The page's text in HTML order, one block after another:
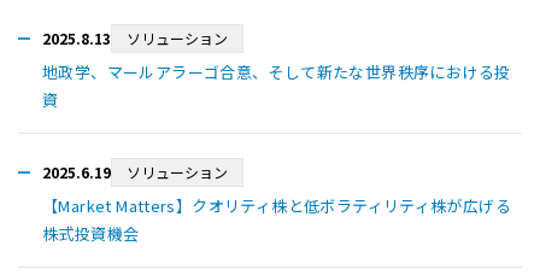
2025.8.13 ソリューション
地政学、マールアラーゴ合意、そして新たな世界秩序における投
資
2025.6.19 ソリューション
【Market Matters】クオリティ株と低ボラティリティ株が広げる
株式投資機会